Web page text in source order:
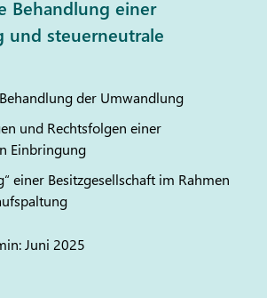
Behandlung einer
und steuerneutrale
der Umwandlung
und Rechtsfolgen einer
Einbringung
einer Besitzgesellschaft im Rahmen
Juni 2025